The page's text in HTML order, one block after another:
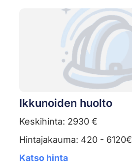
Ikkunoiden huolto
Keskihinta: 2930 €
Hintajakauma: 420 - 6120€
Katso hinta